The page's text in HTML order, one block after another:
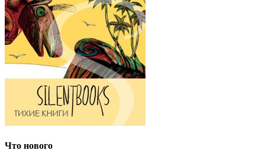
Что нового